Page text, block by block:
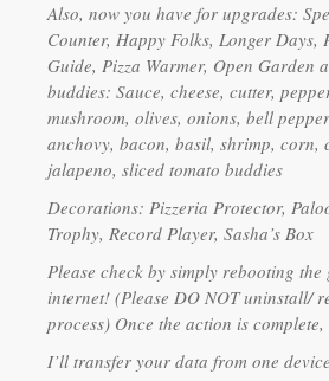
Also, now you have for upgrades:
Counter, Happy Folks, Longer Days,
Guide, Pizza Warmer, Open Garden
buddies: Sauce, cheese, cutter,
mushroom, olives, onions, bell
anchovy, bacon, basil, shrimp, corn,
jalapeno, sliced tomato buddies
Decorations: Pizzeria Protector,
Trophy, Record Player, Sasha’s Box
Please check by simply rebooting the
internet! (Please DO NOT uninstall/
process) Once the action is complete,
I’ll transfer your data from one